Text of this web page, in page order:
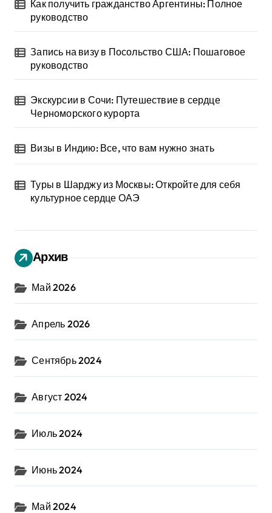
Как получить гражданство Аргентины: Полное
руководство
Запись на визу в Посольство США: Пошаговое
руководство
Экскурсии в Сочи: Путешествие в сердце
Черноморского курорта
Визы в Индию: Все, что вам нужно знать
Туры в Шарджу из Москвы: Откройте для себя
культурное сердце ОАЭ
Архив
Май 2026
Апрель 2026
Сентябрь 2024
Август 2024
Июль 2024
Июнь 2024
Май 2024